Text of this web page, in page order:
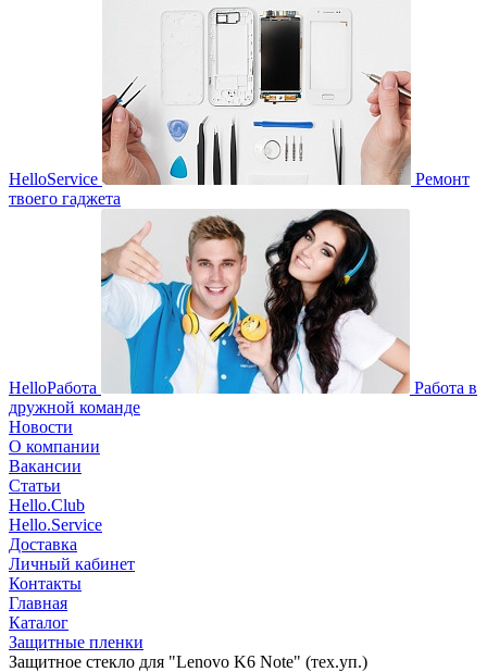
HelloService
Ремонт
твоего гаджета
HelloРабота
Работа в
дружной команде
Новости
О компании
Вакансии
Статьи
Hello.Club
Hello.Service
Доставка
Личный кабинет
Контакты
Главная
Каталог
Защитные пленки
Защитное стекло для "Lenovo K6 Note" (тех.уп.)